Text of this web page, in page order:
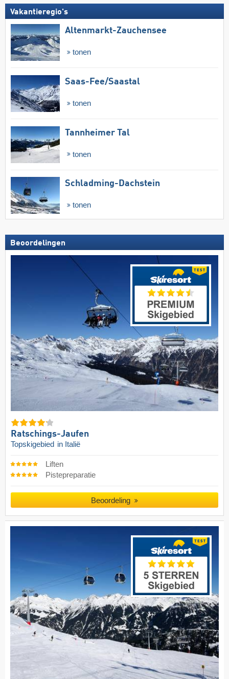
Vakantieregio's
Altenmarkt-Zauchensee
tonen
Saas-Fee/​Saastal
tonen
Tannheimer Tal
tonen
Schladming-Dachstein
tonen
Beoordelingen
Ratschings-Jaufen
Topskigebied in Italië
Liften
Pistepreparatie
Beoordeling